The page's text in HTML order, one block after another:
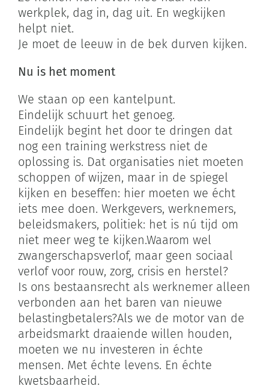
werkplek, dag in, dag uit. En wegkijken
helpt niet.
Je moet de leeuw in de bek durven kijken.
Nu is het moment
We staan op een kantelpunt.
Eindelijk schuurt het genoeg.
Eindelijk begint het door te dringen dat
nog een training werkstress niet de
oplossing is. Dat organisaties niet moeten
schoppen of wijzen, maar in de spiegel
kijken en beseffen: hier moeten we écht
iets mee doen. Werkgevers, werknemers,
beleidsmakers, politiek: het is nú tijd om
niet meer weg te kijken.Waarom wel
zwangerschapsverlof, maar geen sociaal
verlof voor rouw, zorg, crisis en herstel?
Is ons bestaansrecht als werknemer alleen
verbonden aan het baren van nieuwe
belastingbetalers?Als we de motor van de
arbeidsmarkt draaiende willen houden,
moeten we nu investeren in échte
mensen. Met échte levens. En échte
kwetsbaarheid.